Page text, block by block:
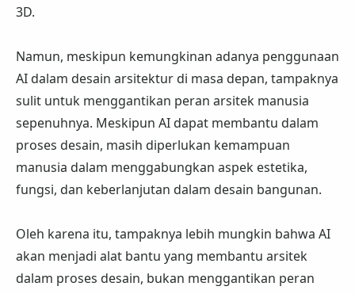
3D.
Namun, meskipun kemungkinan adanya penggunaan
AI dalam desain arsitektur di masa depan, tampaknya
sulit untuk menggantikan peran arsitek manusia
sepenuhnya. Meskipun AI dapat membantu dalam
proses desain, masih diperlukan kemampuan
manusia dalam menggabungkan aspek estetika,
fungsi, dan keberlanjutan dalam desain bangunan.
Oleh karena itu, tampaknya lebih mungkin bahwa AI
akan menjadi alat bantu yang membantu arsitek
dalam proses desain, bukan menggantikan peran